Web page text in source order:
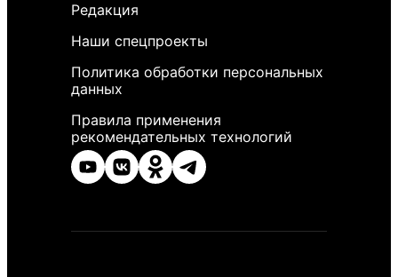
Редакция
Наши спецпроекты
Политика обработки персональных
данных
Правила применения
рекомендательных технологий